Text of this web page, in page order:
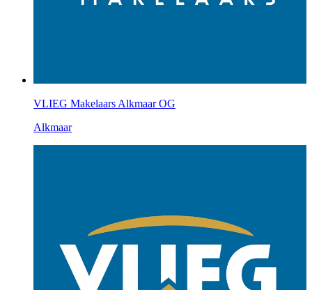
VLIEG Makelaars Alkmaar OG
Alkmaar